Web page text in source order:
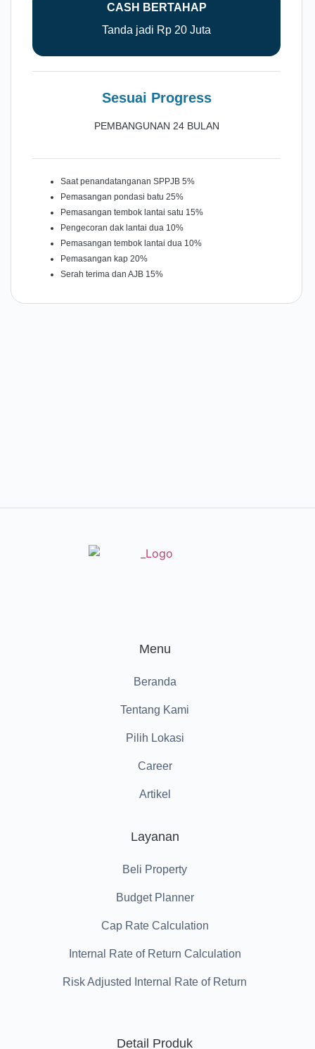
CASH BERTAHAP
Tanda jadi Rp 20 Juta
Sesuai Progress
PEMBANGUNAN 24 BULAN
Saat penandatanganan SPPJB 5%
Pemasangan pondasi batu 25%
Pemasangan tembok lantai satu 15%
Pengecoran dak lantai dua 10%
Pemasangan tembok lantai dua 10%
Pemasangan kap 20%
Serah terima dan AJB 15%
Menu
Beranda
Tentang Kami
Pilih Lokasi
Career
Artikel
Layanan
Beli Property
Budget Planner
Cap Rate Calculation
Internal Rate of Return Calculation
Risk Adjusted Internal Rate of Return
Detail Produk